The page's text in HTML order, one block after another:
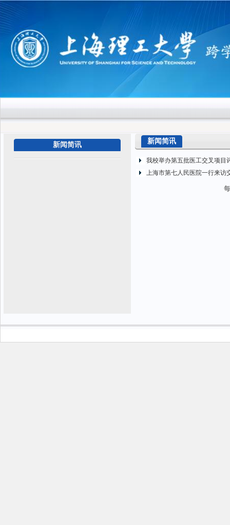
新闻简讯 新闻简讯
我校举办第五批医工交叉项目
上海市第七人民医院一行来访